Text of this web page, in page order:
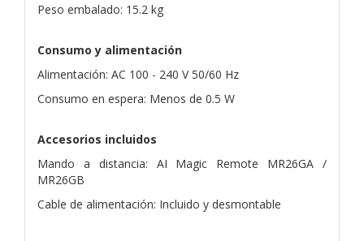
Peso embalado: 15.2 kg
Consumo y alimentación
Alimentación: AC 100 - 240 V 50/60 Hz
Consumo en espera: Menos de 0.5 W
Accesorios incluidos
Mando a distancia: AI Magic Remote MR26GA /
MR26GB
Cable de alimentación: Incluido y desmontable